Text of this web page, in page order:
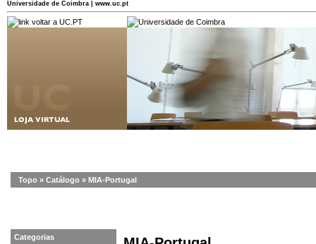
Universidade de Coimbra | www.uc.pt
Topo » Catálogo » MIA-Portugal
Categorias